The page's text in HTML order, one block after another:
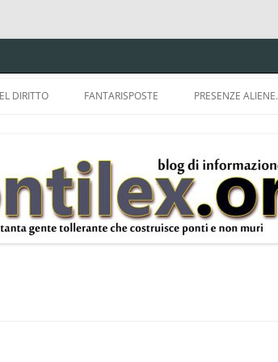
DIRITTO
DELLA LDA 633.
E
FANTARISPOSTE PRESENZE ALIENE.